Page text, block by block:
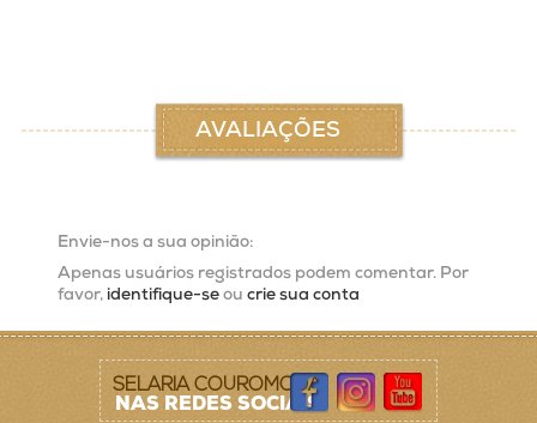
AVALIAÇÕES
Envie-nos a sua opinião:
Apenas usuários registrados podem comentar. Por
favor, identifique-seou crie sua conta
SELARIA COUROMODA
NAS REDES SOCIAIS